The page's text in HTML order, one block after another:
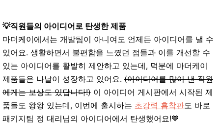
💡직원들의 아이디어로 탄생한 제품
마더케이에서는 개발팀이 아니여도 언제든 아이디어를 낼 수
있어요. 생활하면서 불편함을 느꼈던 점들과 이를 개선할 수
있는 아이디어를 활발히 제안하고 있는데, 덕분에 마더케이
제품들은 나날이 성장하고 있어요. (아이디어를 많이 낸 직원
에게는 보상도 있답니다!) 이 아이디어 게시판에서 시작된 제
품들도 왕왕 있는데, 이번에 출시하는 초강력 흡착판도 바로
패키지팀 정 대리님의 아이디어에서 탄생했어요!💙